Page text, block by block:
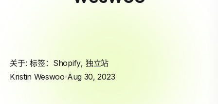
关于: 标签： Shopify, 独立站
Kristin Weswoo Aug 30, 2023